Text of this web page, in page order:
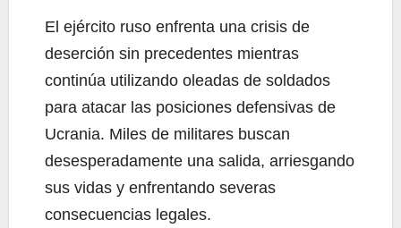
El ejército ruso enfrenta una crisis de
deserción sin precedentes mientras
continúa utilizando oleadas de soldados
para atacar las posiciones defensivas de
Ucrania. Miles de militares buscan
desesperadamente una salida, arriesgando
sus vidas y enfrentando severas
consecuencias legales.